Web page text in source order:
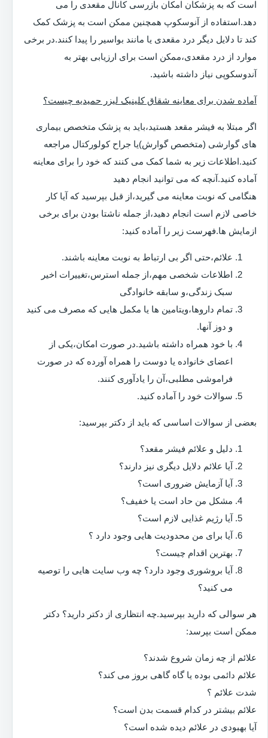
است که به پزشکان امکان بازرسی کانال مقعدی را می
دهد.استفاده از آنوسکوپ همچنین ممکن است به پزشک کمک
کند تا دلایل دیگر درد مقعدی یا مانند بواسیر را پیدا کنند.در برخی
موارد از درد مقعدی،ممکن است برای ارزیابی بهتر به
آندوسکوپی نیاز داشته باشید.
آماده شدن برای معاینه شقاق کلینیک لیزر حمیدیه چیست؟
اگر مبتلا به فیشر مقعد هستید،باید به پزشک متخصص بیماری
های گوارشی (متخصص گوارش)یا جراح کولورکتال مراجعه
کنید.اطلاعات زیر به شما کمک می کنند که خود را برای معاینه
آماده کنید.آنچه که می توانید انجام دهید
هنگامی که نوبت معاینه می گیرید،از قبل بپرسید که آیا کار
خاصی لازم است انجام دهید،از جمله ناشتا بودن برای برخی
ازمایش ها.فهرست زیر را آماده کنید:
علائم،حتی اگر بی ارتباط به نوبت معاینه باشند.
اطلاعات شخصی مهم،از جمله استرس،تغییرات اخیر
سبک زندگی،و سابقه خانوادگی
تمام داروها،ویتامین ها یا مکمل هایی که مصرف می کنید
و دوز آنها.
با خود همراه داشته باشید.در صورت امکان،یکی از
اعضای خانواده یا دوست را همراه آورده که در صورت
فراموشی مطلبی،آن را یادآوری کنند.
سوالات خود را آماده کنید.
بعضی از سوالات اساسی که باید از دکتر بپرسید:
دلیل و علائم فیشر مقعد؟
آیا علائم دلایل دیگری نیز دارند؟
آیا آزمایش ضروری است؟
مشکل من حاد است یا خفیف؟
آیا رژیم غذایی لازم است؟
آیا برای من محدودیت هایی وجود دارد ؟
بهترین اقدام چیست؟
آیا بروشوری وجود دارد؟ چه وب سایت هایی را توصیه
می کنید؟
هر سوالی که دارید بپرسید.چه انتظاری از دکتر دارید؟ دکتر
ممکن است بپرسد:
علائم از چه زمان شروع شدند؟
علائم دائمی بوده یا گاه گاهی بروز می کند؟
شدت علائم ؟
علائم بیشتر در کدام قسمت بدن است؟
آیا بهبودی در علائم دیده شده است؟